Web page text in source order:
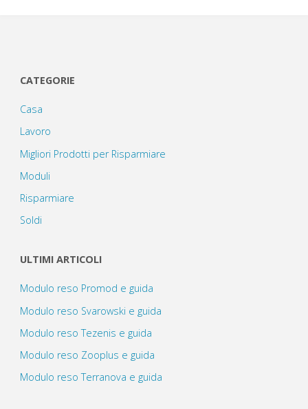
CATEGORIE
Casa
Lavoro
Migliori Prodotti per Risparmiare
Moduli
Risparmiare
Soldi
ULTIMI ARTICOLI
Modulo reso Promod e guida
Modulo reso Svarowski e guida
Modulo reso Tezenis e guida
Modulo reso Zooplus e guida
Modulo reso Terranova e guida